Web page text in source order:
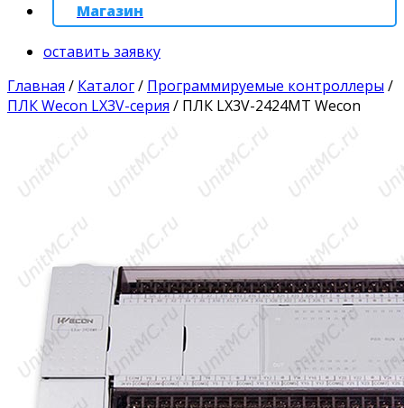
Магазин
оставить заявку
Главная / Каталог/ Программируемые контроллеры /
ПЛК Wecon LX3V-серия / ПЛК LX3V-2424MT Wecon